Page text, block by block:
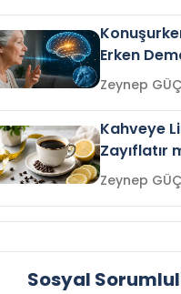
Erken
Olabilir mi?
Kahveye
Zayıflatır
Sosyal